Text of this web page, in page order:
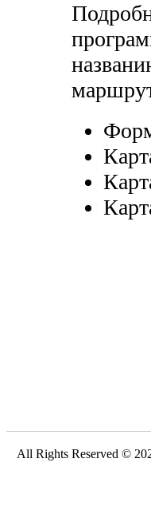
All Rights Reserved ©